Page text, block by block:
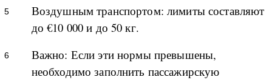
Воздушным транспортом: лимиты составляют
до €10 000 и до 50 кг.
Важно: Если эти нормы превышены,
необходимо заполнить пассажирскую